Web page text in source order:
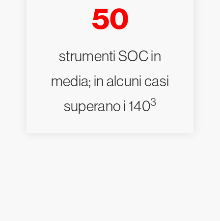
50
strumenti SOC in
media; in alcuni casi
superano i 1403